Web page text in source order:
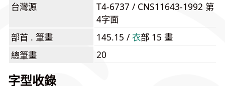
台灣源
T4-6737 / CNS11643-1992 第
4字面
部首 . 筆畫
145.15 /⾐部 15 畫
總筆畫
20
字型收錄